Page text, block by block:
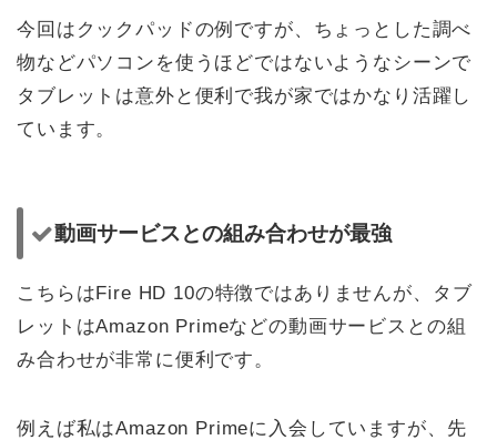
今回はクックパッドの例ですが、ちょっとした調べ
物などパソコンを使うほどではないようなシーンで
タブレットは意外と便利で我が家ではかなり活躍し
ています。
動画サービスとの組み合わせが最強
こちらはFire HD 10の特徴ではありませんが、タブ
レットはAmazon Primeなどの動画サービスとの組
み合わせが非常に便利です。
例えば私はAmazon Primeに入会していますが、先